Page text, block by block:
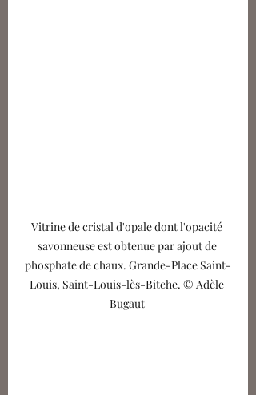
Vitrine de cristal d'opale dont l'opacité
savonneuse est obtenue par ajout de
phosphate de chaux. Grande-Place Saint-
Louis, Saint-Louis-lès-Bitche. © Adèle
Bugaut